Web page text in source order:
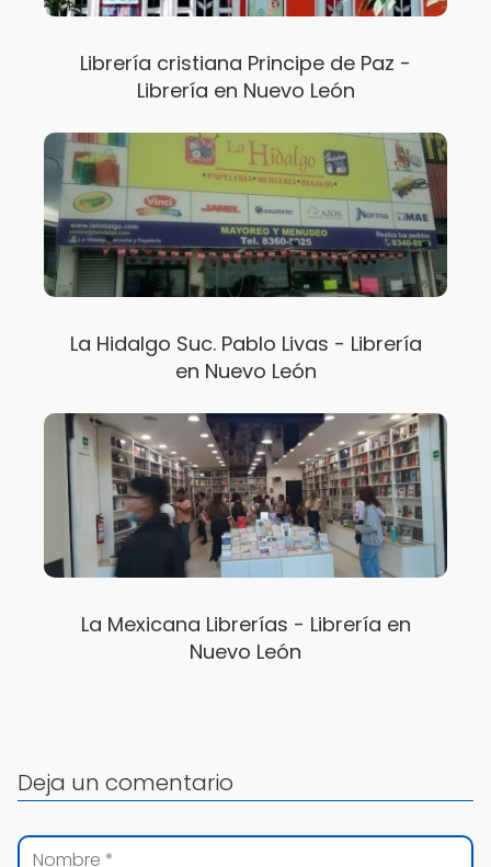
Librería cristiana Principe de Paz -
Librería en Nuevo León
La Hidalgo Suc. Pablo Livas - Librería
en Nuevo León
La Mexicana Librerías - Librería en
Nuevo León
Deja un comentario